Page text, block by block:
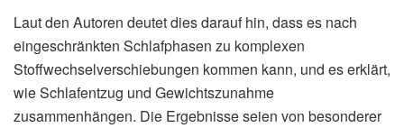
Laut den Autoren deutet dies darauf hin, dass es nach
eingeschränkten Schlafphasen zu komplexen
Stoffwechselverschiebungen kommen kann, und es erklärt,
wie Schlafentzug und Gewichtszunahme
zusammenhängen. Die Ergebnisse seien von besonderer